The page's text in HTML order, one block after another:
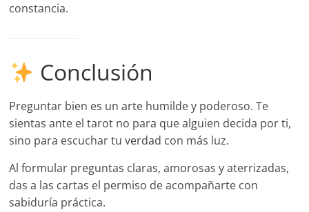
constancia.
Conclusión
Preguntar bien es un arte humilde y poderoso. Te
sientas ante el tarot no para que alguien decida por ti,
sino para escuchar tu verdad con más luz.
Al formular preguntas claras, amorosas y aterrizadas,
das a las cartas el permiso de acompañarte con
sabiduría práctica.